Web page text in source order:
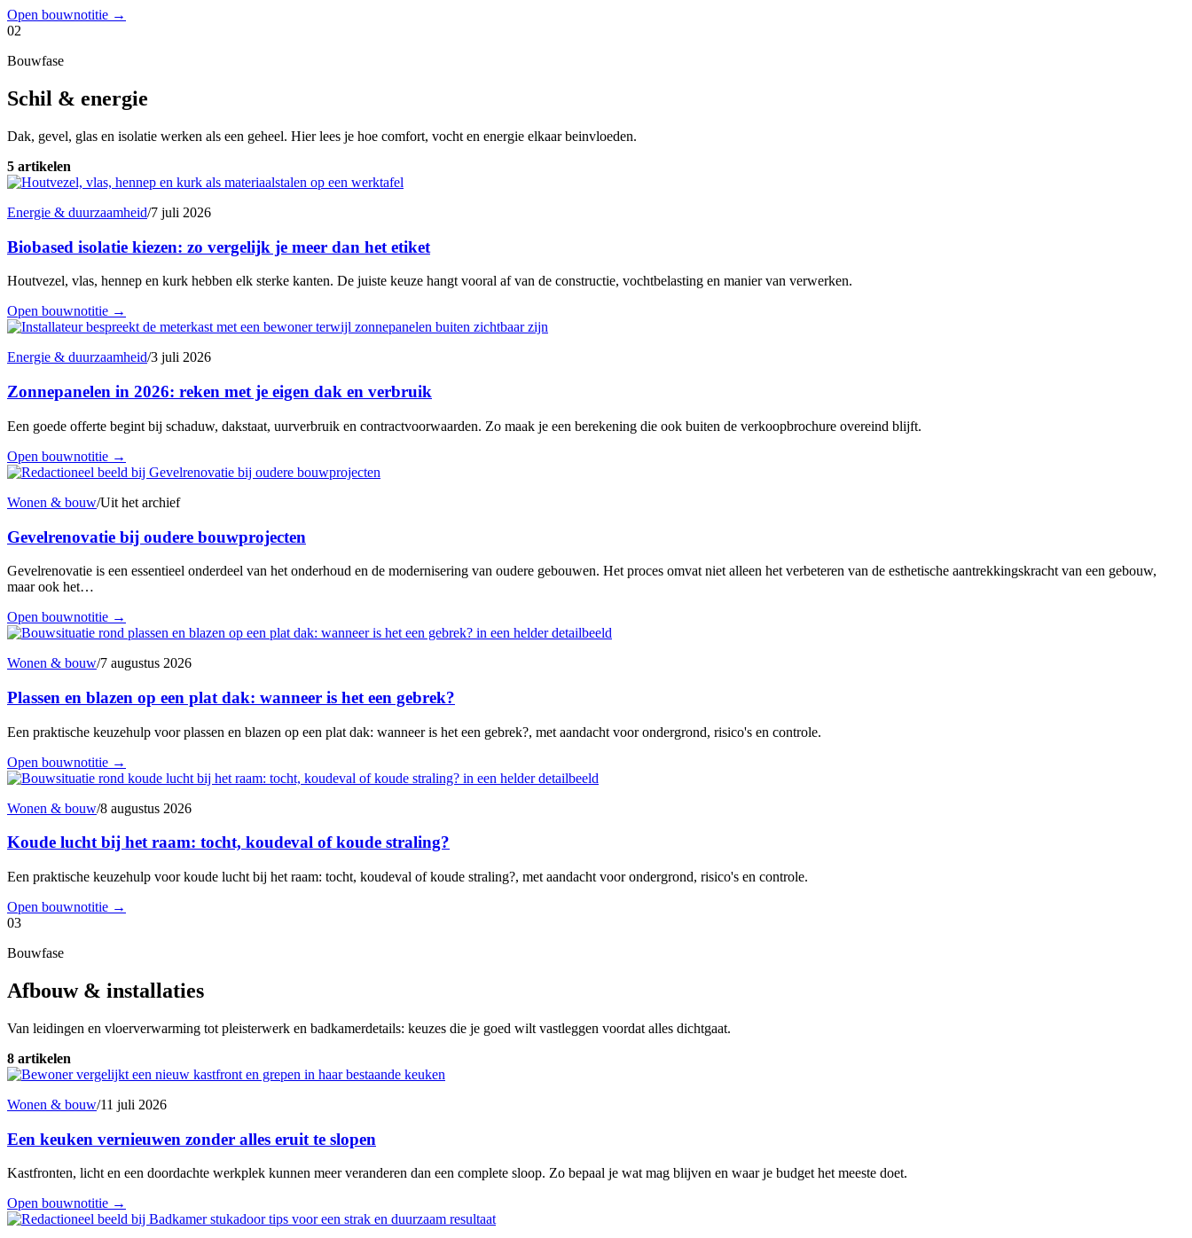
Open bouwnotitie →
02
Bouwfase
Schil & energie
Dak, gevel, glas en isolatie werken als een geheel. Hier lees je hoe comfort, vocht en energie elkaar beinvloeden.
5 artikelen
Energie & duurzaamheid/7 juli 2026
Biobased isolatie kiezen: zo vergelijk je meer dan het etiket
Houtvezel, vlas, hennep en kurk hebben elk sterke kanten. De juiste keuze hangt vooral af van de constructie, vochtbelasting en manier van verwerken.
Open bouwnotitie →
Energie & duurzaamheid/3 juli 2026
Zonnepanelen in 2026: reken met je eigen dak en verbruik
Een goede offerte begint bij schaduw, dakstaat, uurverbruik en contractvoorwaarden. Zo maak je een berekening die ook buiten de verkoopbrochure overeind blijft.
Open bouwnotitie →
Wonen & bouw/Uit het archief
Gevelrenovatie bij oudere bouwprojecten
Gevelrenovatie is een essentieel onderdeel van het onderhoud en de modernisering van oudere gebouwen. Het proces omvat niet alleen het verbeteren van de esthetische aantrekkingskracht van een gebouw,
maar ook het…
Open bouwnotitie →
Wonen & bouw/7 augustus 2026
Plassen en blazen op een plat dak: wanneer is het een gebrek?
Een praktische keuzehulp voor plassen en blazen op een plat dak: wanneer is het een gebrek?, met aandacht voor ondergrond, risico's en controle.
Open bouwnotitie →
Wonen & bouw/8 augustus 2026
Koude lucht bij het raam: tocht, koudeval of koude straling?
Een praktische keuzehulp voor koude lucht bij het raam: tocht, koudeval of koude straling?, met aandacht voor ondergrond, risico's en controle.
Open bouwnotitie →
03
Bouwfase
Afbouw & installaties
Van leidingen en vloerverwarming tot pleisterwerk en badkamerdetails: keuzes die je goed wilt vastleggen voordat alles dichtgaat.
8 artikelen
Wonen & bouw/11 juli 2026
Een keuken vernieuwen zonder alles eruit te slopen
Kastfronten, licht en een doordachte werkplek kunnen meer veranderen dan een complete sloop. Zo bepaal je wat mag blijven en waar je budget het meeste doet.
Open bouwnotitie →